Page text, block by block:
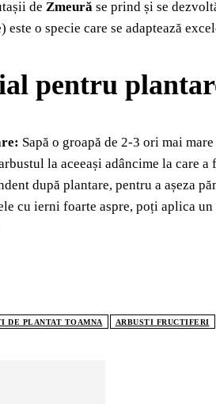
de Zmeură se prind și se
este o specie care se adaptează
pentru
Sapă o groapă de 2-3 ori mai
la aceeași adâncime la care
după plantare, pentru a așeza
cu ierni foarte aspre, poți aplica
DE PLANTAT TOAMNA ARBUSTI FRUCTIFERI